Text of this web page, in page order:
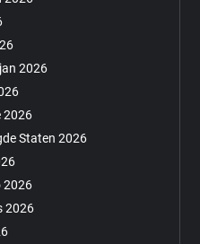
2026
2026
Staten 2026
2026
2026